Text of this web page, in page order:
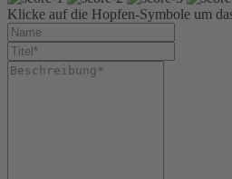
Klicke auf die Hopfen-Symbole um